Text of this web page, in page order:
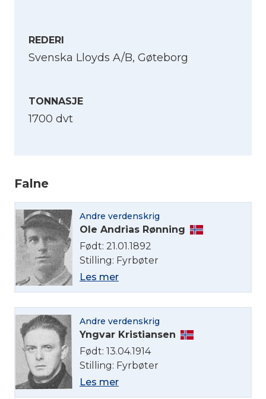
REDERI
Svenska Lloyds A/B, Gøteborg
TONNASJE
1700 dvt
Falne
Andre verdenskrig
Ole Andrias Rønning
Født: 21.01.1892
Stilling: Fyrbøter
Les mer
Andre verdenskrig
Yngvar Kristiansen
Født: 13.04.1914
Stilling: Fyrbøter
Les mer
Velg språk
Norsk bokmål